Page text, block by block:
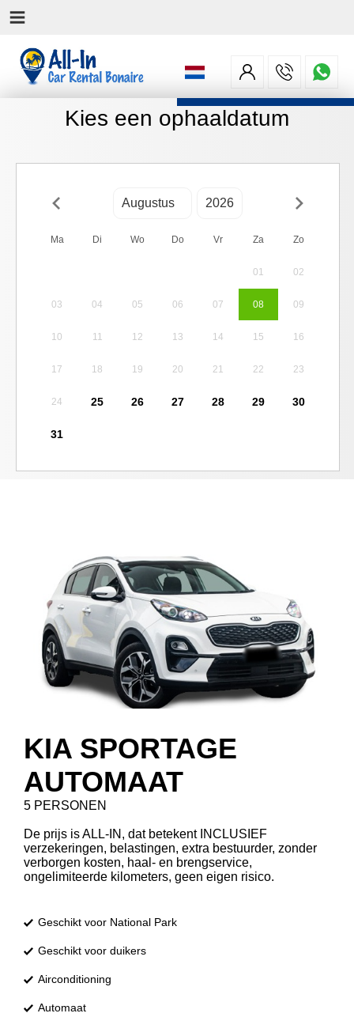
Kies een ophaaldatum
Ma Di Wo Do Vr Za Zo
01 02
03 04 05 06 07 08 09
10 11 12 13 14 15 16
17 18 19 20 21 22 23
24 25 26 27 28 29 30
31
KIA SPORTAGE
AUTOMAAT
5 PERSONEN
De prijs is ALL-IN, dat betekent INCLUSIEF
verzekeringen, belastingen, extra bestuurder, zonder
verborgen kosten, haal- en brengservice,
ongelimiteerde kilometers, geen eigen risico.
Geschikt voor National Park
Geschikt voor duikers
Airconditioning
Automaat